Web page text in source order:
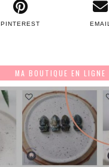
PINTEREST EMAIL
MA BOUTIQUE EN LIGNE